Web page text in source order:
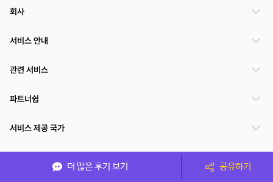
더 많은 후기 보기 공유하기
회사
서비스 안내
관련 서비스
파트너쉽
서비스 제공 국가
(주)NSPACE 사업자정보